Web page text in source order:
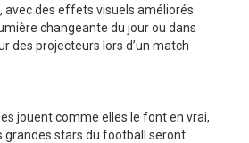
avec des effets visuels améliorés
changeante du jour ou dans
des projecteurs lors d’un match
jouent comme elles le font en vrai,
grandes stars du football seront